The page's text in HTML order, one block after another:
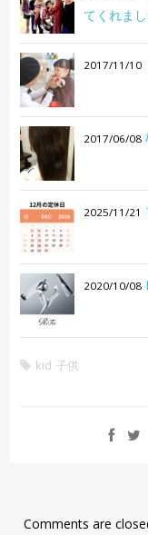
てくれまし
2017/11/10
2017/06/08
2025/11/21
2020/10/08
kid 子供
Comments are